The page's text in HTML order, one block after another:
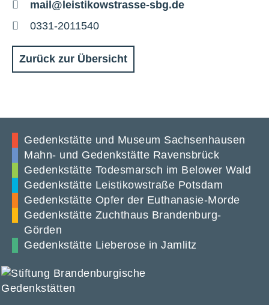
E-
Mail
mail@leistikowstrasse-sbg.de
Telefon
0331-2011540
Zurück zur Übersicht
Gedenkstätte und Museum Sachsenhausen
Mahn- und Gedenkstätte Ravensbrück
Gedenkstätte Todesmarsch im Belower Wald
Gedenkstätte Leistikowstraße Potsdam
Gedenkstätte Opfer der Euthanasie-Morde
Gedenkstätte Zuchthaus Brandenburg-
Görden
Gedenkstätte Lieberose in Jamlitz